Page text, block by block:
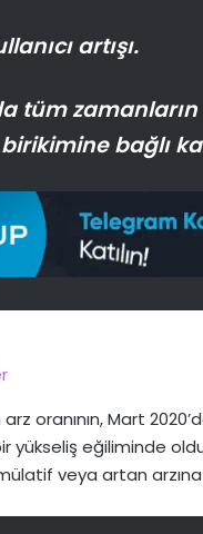
artışı.
tüm
bağlı
oranının, Mart
yükseliş eğiliminde
veya artan